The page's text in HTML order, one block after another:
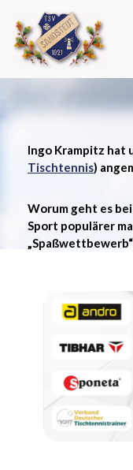
Zum
Inhalt
Ingo Krampitz hat
Tischtennis)
Worum geht es
Sport populärer